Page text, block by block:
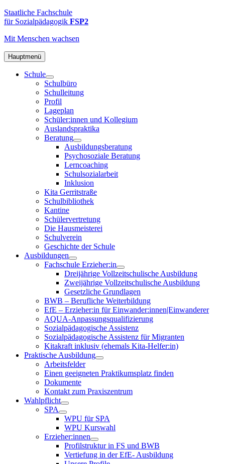
Zum
Inhalt
FSP2
Staatliche
Fachschule
Sozialpädagogik
in
Altona
Staatliche Fachschule
für Sozialpädagogik FSP2
Mit Menschen wachsen
Hauptmenü
Schule
Schulbüro
Schulleitung
Profil
Lageplan
Schüler:innen und Kollegium
Auslandspraktika
Beratung
Ausbildungsberatung
Psychosoziale Beratung
Lerncoaching
Schulsozialarbeit
Inklusion
Kita Gerritstraße
Schulbibliothek
Kantine
Schülervertretung
Die Hausmeisterei
Schulverein
Geschichte der Schule
Ausbildungen
Fachschule Erzieher:in
Dreijährige Vollzeitschulische Ausbildung
Zweijährige Vollzeitschulische Ausbildung
Gesetzliche Grundlagen
BWB – Berufliche Weiterbildung
EfE – Erzieher:in für Einwander:innen|Einwanderer
AQUA-Anpassungsqualifizierung
Sozialpädagogische Assistenz
Sozialpädagogische Assistenz für Migranten
Kitakraft inklusiv (ehemals Kita-Helfer:in)
Praktische Ausbildung
Arbeitsfelder
Einen geeigneten Praktikumsplatz finden
Dokumente
Kontakt zum Praxiszentrum
Wahlpflicht
SPA
WPU für SPA
WPU Kurswahl
Erzieher:innen
Profilstruktur in FS und BWB
Vertiefung in der EfE- Ausbildung